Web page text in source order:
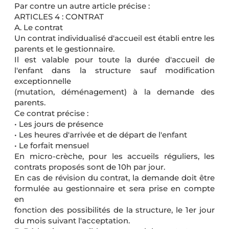
Par contre un autre article précise :
ARTICLES 4 : CONTRAT
A. Le contrat
Un contrat individualisé d'accueil est établi entre les
parents et le gestionnaire.
Il est valable pour toute la durée d'accueil de
l'enfant dans la structure sauf modification
exceptionnelle
(mutation, déménagement) à la demande des
parents.
Ce contrat précise :
• Les jours de présence
• Les heures d'arrivée et de départ de l'enfant
• Le forfait mensuel
En micro-crèche, pour les accueils réguliers, les
contrats proposés sont de 10h par jour.
En cas de révision du contrat, la demande doit être
formulée au gestionnaire et sera prise en compte
en
fonction des possibilités de la structure, le 1er jour
du mois suivant l'acceptation.